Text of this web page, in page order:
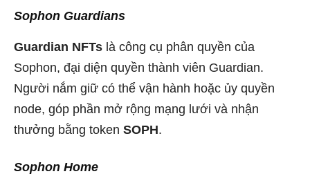
Sophon Guardians
Guardian NFTs là công cụ phân quyền của
Sophon, đại diện quyền thành viên Guardian.
Người nắm giữ có thể vận hành hoặc ủy quyền
node, góp phần mở rộng mạng lưới và nhận
thưởng bằng token SOPH.
Sophon Home